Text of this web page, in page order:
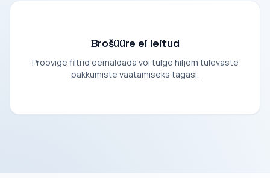
Brošüüre ei leitud
Proovige filtrid eemaldada või tulge hiljem tulevaste
pakkumiste vaatamiseks tagasi.